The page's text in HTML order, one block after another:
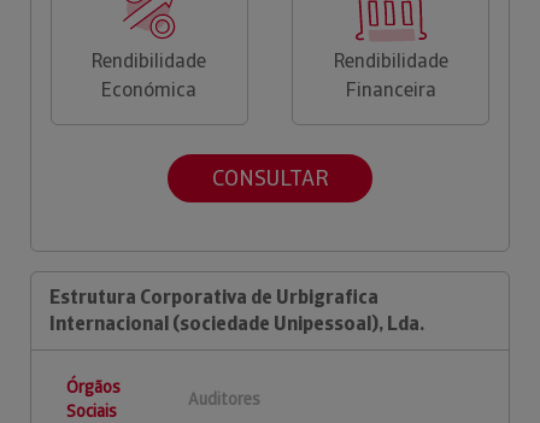
Rendibilidade
Económica
Rendibilidade
Financeira
CONSULTAR
Estrutura Corporativa de Urbigrafica
Internacional (sociedade Unipessoal), Lda.
Órgãos
Sociais
Auditores